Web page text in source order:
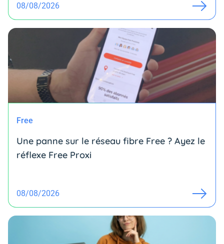
08/08/2026
Free
Une panne sur le réseau fibre Free ? Ayez le
réflexe Free Proxi
08/08/2026